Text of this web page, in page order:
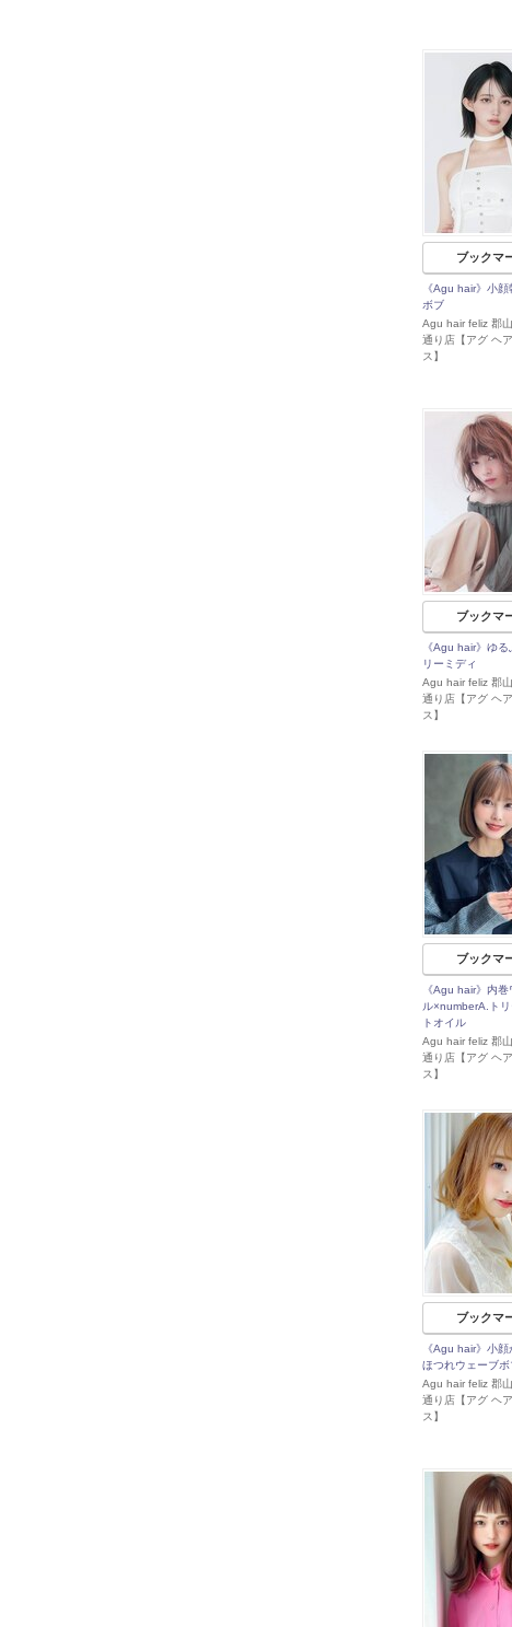
ブックマ
《Agu hair》小顔
ボブ
Agu hair feliz 郡
通り店【アグ ヘ
ス】
ブックマ
《Agu hair》ゆる
リーミディ
Agu hair feliz 郡
通り店【アグ ヘ
ス】
ブックマ
《Agu hair》内巻
ル×numberA.ト
トオイル
Agu hair feliz 郡
通り店【アグ ヘ
ス】
ブックマ
《Agu hair》小
ほつれウェーブボ
Agu hair feliz 郡
通り店【アグ ヘ
ス】